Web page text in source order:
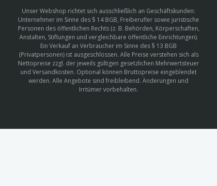
Unser Webshop richtet sich ausschließlich an Geschäftskunden:
Unternehmer im Sinne des § 14 BGB, Freiberufler sowie juristische
Personen des öffentlichen Rechts (z. B. Behörden, Körperschaften,
Anstalten, Stiftungen und vergleichbare öffentliche Einrichtungen).
Ein Verkauf an Verbraucher im Sinne des § 13 BGB
(Privatpersonen) ist ausgeschlossen. Alle Preise verstehen sich als
Nettopreise zzgl. der jeweils gültigen gesetzlichen Mehrwertsteuer
und Versandkosten. Optional können Bruttopreise eingeblendet
werden. Alle Angebote sind freibleibend. Änderungen und
Irrtümer vorbehalten.